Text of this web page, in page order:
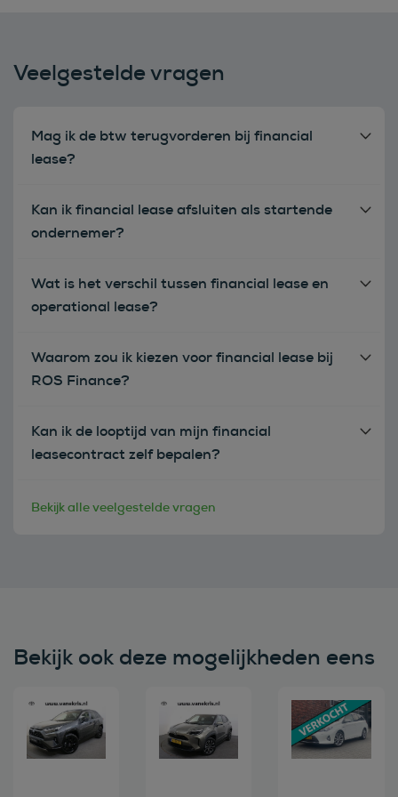
Veelgestelde vragen
Mag ik de btw terugvorderen bij financial
lease?
Kan ik financial lease afsluiten als startende
ondernemer?
Wat is het verschil tussen financial lease en
operational lease?
Waarom zou ik kiezen voor financial lease bij
ROS Finance?
Kan ik de looptijd van mijn financial
leasecontract zelf bepalen?
Bekijk alle veelgestelde vragen
Bekijk ook deze mogelijkheden eens
Bekijk deze auto Bekijk deze auto Bekijk deze